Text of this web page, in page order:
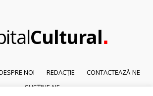
Cultural.
NOI REDACȚIE
CONTACTEAZĂ-NE
SUSȚINE-NE